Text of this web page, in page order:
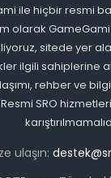
ile hiçbir resmi
olarak
sitede yer
ilgili sahiplerine
rehber ve
Resmi SRO
ulaşın: